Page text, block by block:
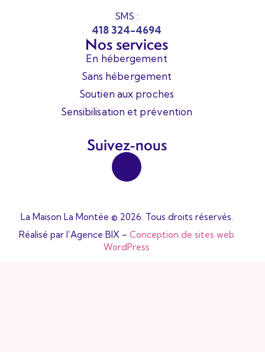
SMS :
418 324-4694
Nos services
En hébergement
Sans hébergement
Soutien aux proches
Sensibilisation et prévention
Suivez-nous
La Maison La Montée © 2026. Tous droits réservés.
Réalisé par l’Agence BIX – Conception de sites web
WordPress